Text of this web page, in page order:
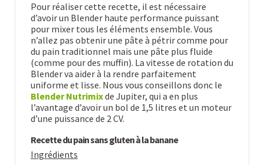
Pour réaliser cette recette, il est nécessaire
d’avoir un Blender haute performance puissant
pour mixer tous les éléments ensemble. Vous
n’allez pas obtenir une pâte à pétrir comme pour
du pain traditionnel mais une pâte plus fluide
(comme pour des muffin). La vitesse de rotation du
Blender va aider à la rendre parfaitement
uniforme et lisse. Nous vous conseillons donc le
Blender Nutrimixde Jupiter, qui a en plus
l’avantage d’avoir un bol de 1,5 litres et un moteur
d’une puissance de 2 CV.
Recette du pain sans gluten à la banane
Ingrédients